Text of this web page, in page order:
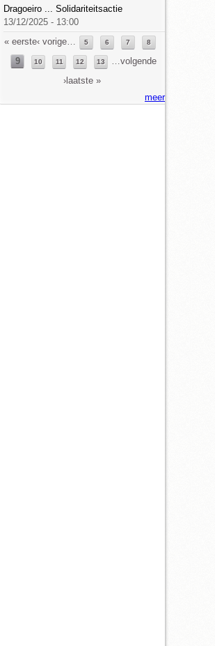
Dragoeiro ... Solidariteitsactie
13/12/2025 - 13:00
Pagina's
« eerste‹ vorige… 5 6 7 8
9 10 11 12 13 …volgende
›laatste »
meer